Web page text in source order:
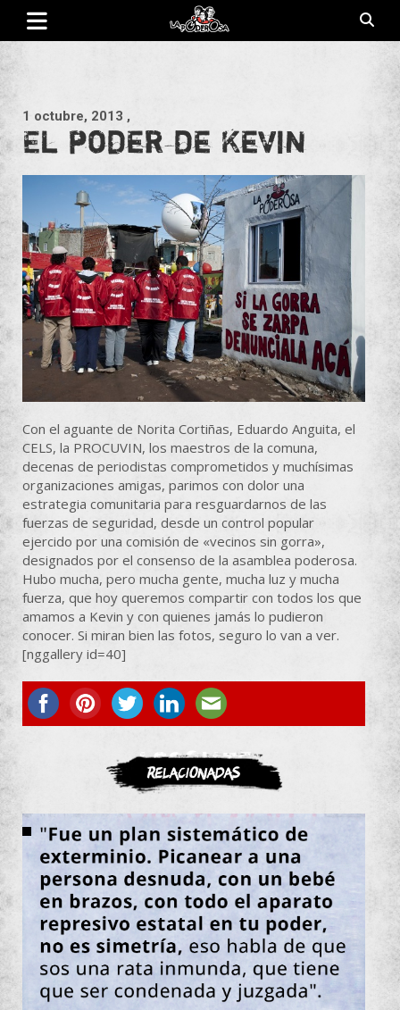
Saltar
contenido
1 octubre, 2013 ,
El poder de Kevin
Con el aguante de Norita Cortiñas, Eduardo Anguita, el
CELS, la PROCUVIN, los maestros de la comuna,
decenas de periodistas comprometidos y muchísimas
organizaciones amigas, parimos con dolor una
estrategia comunitaria para resguardarnos de las
fuerzas de seguridad, desde un control popular
ejercido por una comisión de «vecinos sin gorra»,
designados por el consenso de la asamblea poderosa.
Hubo mucha, pero mucha gente, mucha luz y mucha
fuerza, que hoy queremos compartir con todos los que
amamos a Kevin y con quienes jamás lo pudieron
conocer. Si miran bien las fotos, seguro lo van a ver.
[nggallery id=40]
ASOCIATE
Relacionadas